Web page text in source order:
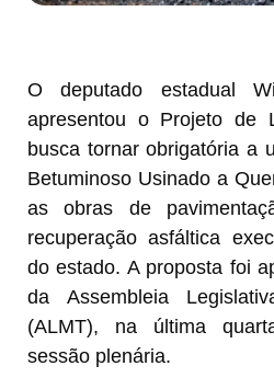
O deputado estadual
apresentou o Projeto de
busca tornar obrigatória a
Betuminoso Usinado a
as obras de
recuperação asfáltica
do estado. A proposta foi
da Assembleia
(ALMT), na última
sessão plenária.